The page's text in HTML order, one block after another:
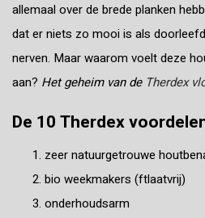
allemaal over de brede planken
dat er niets zo mooi is als
nerven. Maar waarom voelt deze
aan? Het geheim van de Therdex
De 10 Therdex
zeer natuurgetrouwe
bio weekmakers (ftlaatvrij)
onderhoudsarm